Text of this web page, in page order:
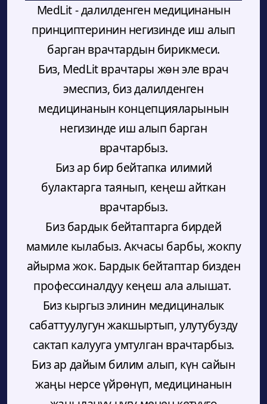
MedLit - далилденген медицинанын
принциптеринин негизинде иш алып
барган врачтардын бирикмеси.
Биз, MedLit врачтары жөн эле врач
эмеспиз, биз далилденген
медицинанын концепцияларынын
негизинде иш алып барган
врачтарбыз.
Биз ар бир бейтапка илимий
булактарга таянып, кеңеш айткан
врачтарбыз.
Биз бардык бейтаптарга бирдей
мамиле кылабыз. Акчасы барбы, жокпу
айырма жок. Бардык бейтаптар бизден
профессиналдуу кеңеш ала алышат.
Биз кыргыз элинин медициналык
сабаттуулугун жакшыртып, улутубузду
сактап калууга умтулган врачтарбыз.
Биз ар дайым билим алып, күн сайын
жаңы нерсе үйрөнүп, медицинанын